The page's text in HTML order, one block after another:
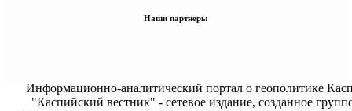
Наши партнеры
Информационно-аналитический портал о геополитике
"Каспийский вестник" - сетевое издание, созданное